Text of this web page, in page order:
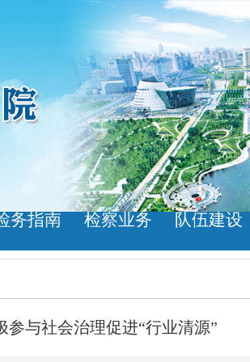
务指南 检察业务 队伍建设
与社会治理促进“行业清源”